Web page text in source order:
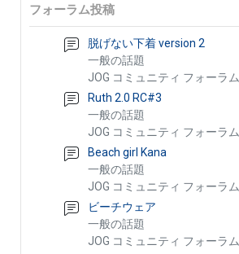
フォーラム投稿
脱げない下着 version 2
一般の話題
JOG コミュニティ フォーラム
Ruth 2.0 RC#3
一般の話題
JOG コミュニティ フォーラム
Beach girl Kana
一般の話題
JOG コミュニティ フォーラム
ビーチウェア
一般の話題
JOG コミュニティ フォーラム